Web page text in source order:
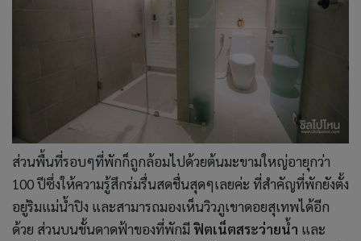
ส่วนพื้นที่รอบๆที่พักก็ถูกล้อมไปด้วยต้นมะขามใหญ่อายุกว่า
100 ปีซึ่งให้ความรู้สึกร่มรื่นสดชื่นสุดๆเลยค่ะ ที่สำคัญที่พักยังตั้ง
อยู่ริมแม่น้ำปิง และสามารถมองเห็นวิวภูเขาดอยสุเทพได้อีก
ด้วย ส่วนบนชั้นดาดฟ้าของที่พักมี ฟิตเน็ตสระว่ายน้ำ และ